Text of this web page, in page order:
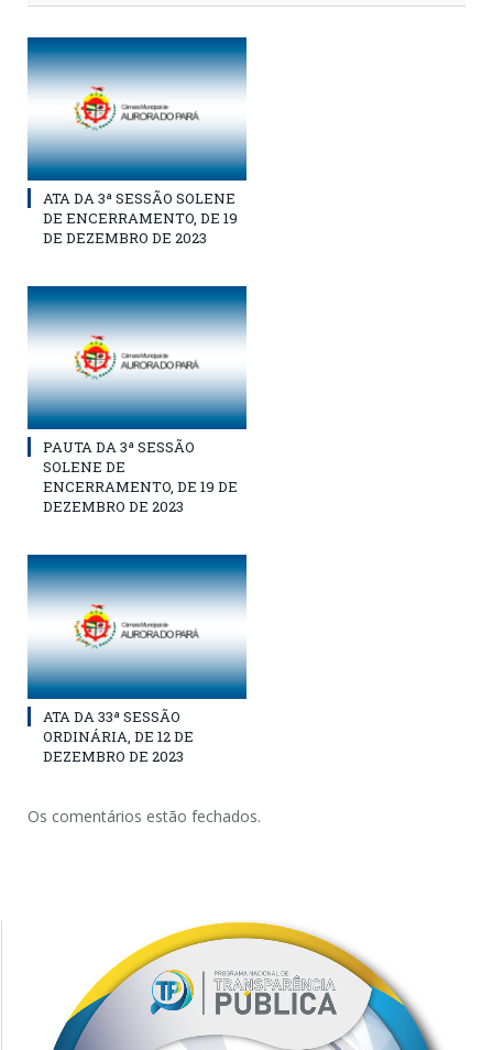
ATA DA 3ª SESSÃO SOLENE
DE ENCERRAMENTO, DE 19
DE DEZEMBRO DE 2023
PAUTA DA 3ª SESSÃO
SOLENE DE
ENCERRAMENTO, DE 19 DE
DEZEMBRO DE 2023
ATA DA 33ª SESSÃO
ORDINÁRIA, DE 12 DE
DEZEMBRO DE 2023
Os comentários estão fechados.